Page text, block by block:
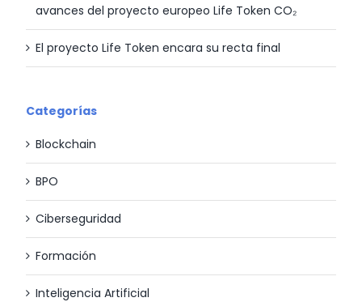
avances del proyecto europeo Life Token CO₂
El proyecto Life Token encara su recta final
Categorías
Blockchain
BPO
Ciberseguridad
Formación
Inteligencia Artificial